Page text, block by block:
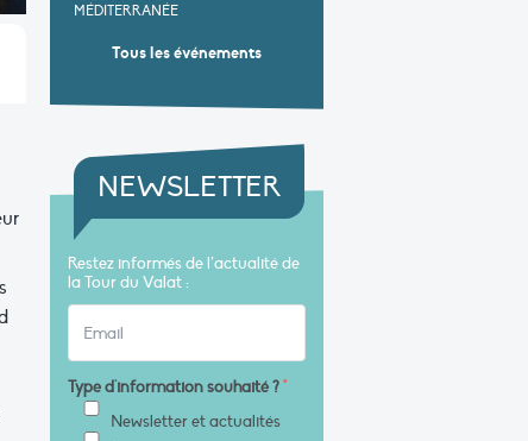
MÉDITERRANÉE
Tous les événements
NEWSLETTER
Restez informés de l’actualité de
la Tour du Valat :
Type d'information souhaité ?*
Newsletter et actualités